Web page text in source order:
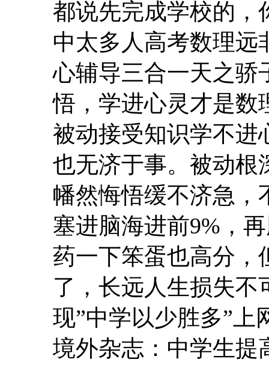
都说先完成学校的，
中太多人高考数理远
心辅导三合一天之骄
悟，学进心灵才是数
被动接受知识学不进
也无济于事。被动根
幡然悔悟缓不济急，
塞进脑海进前9%，
药一下笨蛋也高分，
了，长远人生损失不
现”中学以少胜多”上
境外杂志：中学生提